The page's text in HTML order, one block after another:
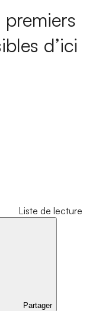
d’ici
Liste de lecture
Partager